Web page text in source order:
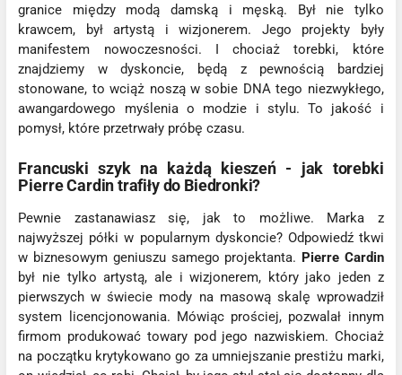
granice między modą damską i męską. Był nie tylko
krawcem, był artystą i wizjonerem. Jego projekty były
manifestem nowoczesności. I chociaż torebki, które
znajdziemy w dyskoncie, będą z pewnością bardziej
stonowane, to wciąż noszą w sobie DNA tego niezwykłego,
awangardowego myślenia o modzie i stylu. To jakość i
pomysł, które przetrwały próbę czasu.
Francuski szyk na każdą kieszeń - jak torebki
Pierre Cardin trafiły do Biedronki?
Pewnie zastanawiasz się, jak to możliwe. Marka z
najwyższej półki w popularnym dyskoncie? Odpowiedź tkwi
w biznesowym geniuszu samego projektanta. Pierre Cardin
był nie tylko artystą, ale i wizjonerem, który jako jeden z
pierwszych w świecie mody na masową skalę wprowadził
system licencjonowania. Mówiąc prościej, pozwalał innym
firmom produkować towary pod jego nazwiskiem. Chociaż
na początku krytykowano go za umniejszanie prestiżu marki,